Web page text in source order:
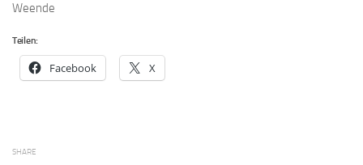
Weende
Teilen:
Facebook X
SHARE